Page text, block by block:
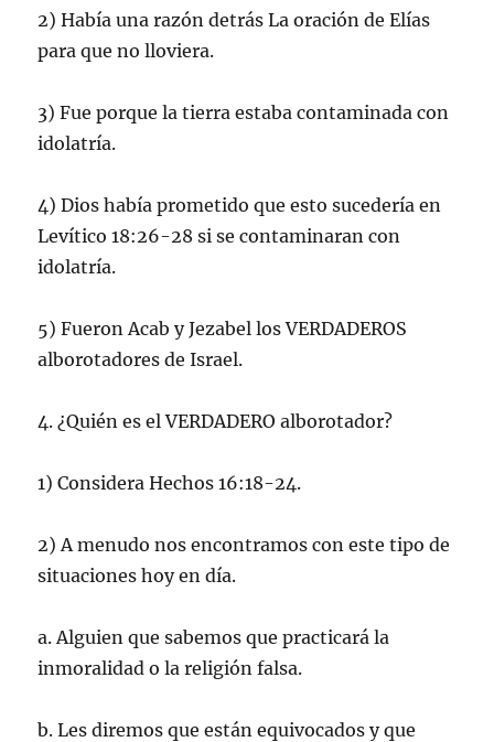
2) Había una razón detrás La oración de Elías
para que no lloviera.
3) Fue porque la tierra estaba contaminada con
idolatría.
4) Dios había prometido que esto sucedería en
Levítico 18:26-28 si se contaminaran con
idolatría.
5) Fueron Acab y Jezabel los VERDADEROS
alborotadores de Israel.
4. ¿Quién es el VERDADERO alborotador?
1) Considera Hechos 16:18-24.
2) A menudo nos encontramos con este tipo de
situaciones hoy en día.
a. Alguien que sabemos que practicará la
inmoralidad o la religión falsa.
b. Les diremos que están equivocados y que